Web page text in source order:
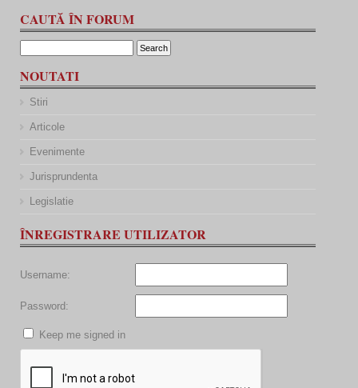
CAUTĂ ÎN FORUM
NOUTATI
Stiri
Articole
Evenimente
Jurisprundenta
Legislatie
ÎNREGISTRARE UTILIZATOR
Username:
Password:
Keep me signed in